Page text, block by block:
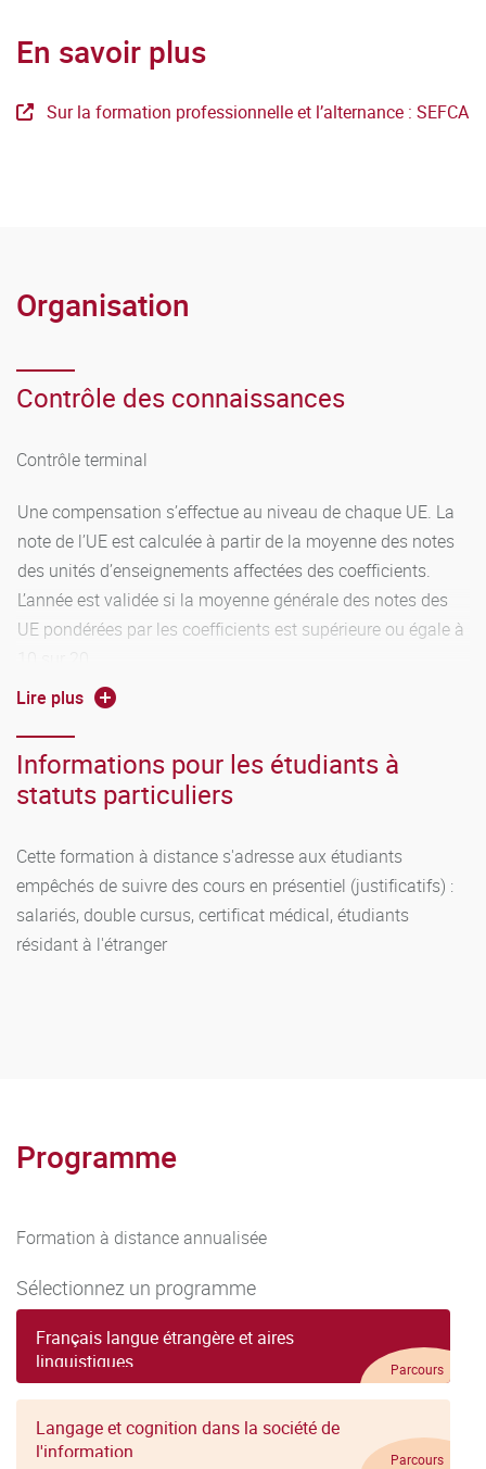
En savoir plus
Sur la formation professionnelle et l’alternance : SEFCA
Organisation
Contrôle des connaissances
Contrôle terminal
Une compensation s’effectue au niveau de chaque UE. La
note de l’UE est calculée à partir de la moyenne des notes
des unités d’enseignements affectées des coefficients.
L’année est validée si la moyenne générale des notes des
UE pondérées par les coefficients est supérieure ou égale à
Report des notes supérieures ou égales à 10 sur 20 entre la
session 1 et la session 2
Lire plus
Informations pour les étudiants à
statuts particuliers
Cette formation à distance s'adresse aux étudiants
empêchés de suivre des cours en présentiel (justificatifs) :
salariés, double cursus, certificat médical, étudiants
résidant à l'étranger
Programme
Formation à distance annualisée
Sélectionnez un programme
Français langue étrangère et aires
linguistiques
Parcours
Langage et cognition dans la société de
l'information
Parcours